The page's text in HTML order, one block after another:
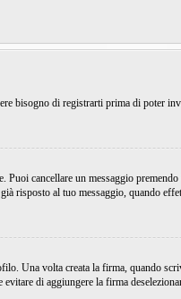
bisogno di registrarti prima di poter
cancellare un messaggio
risposto al tuo messaggio, quando
Una volta creata la firma, quando
di aggiungere la firma